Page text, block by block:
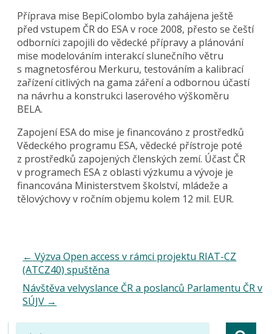
Příprava mise BepiColombo byla zahájena ještě
před vstupem ČR do ESA v roce 2008, přesto se čeští
odborníci zapojili do vědecké přípravy a plánování
mise modelováním interakcí slunečního větru
s magnetosférou Merkuru, testováním a kalibrací
zařízení citlivých na gama záření a odbornou účastí
na návrhu a konstrukci laserového výškoměru
BELA.
Zapojení ESA do mise je financováno z prostředků
Vědeckého programu ESA, vědecké přístroje poté
z prostředků zapojených členských zemí. Účast ČR
v programech ESA z oblasti výzkumu a vývoje je
financována Ministerstvem školství, mládeže a
tělovýchovy v ročním objemu kolem 12 mil. EUR.
← Výzva Open access v rámci projektu RIAT-CZ
(ATCZ40) spuštěna
Návštěva velvyslance ČR a poslanců Parlamentu ČR v
SÚJV →